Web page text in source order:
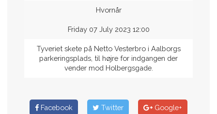
Hvornår
Friday 07 July 2023 12:00
Tyveriet skete på Netto Vesterbro i Aalborgs
parkeringsplads, til højre for indgangen der
vender mod Holbergsgade.
Facebook Twitter Google+